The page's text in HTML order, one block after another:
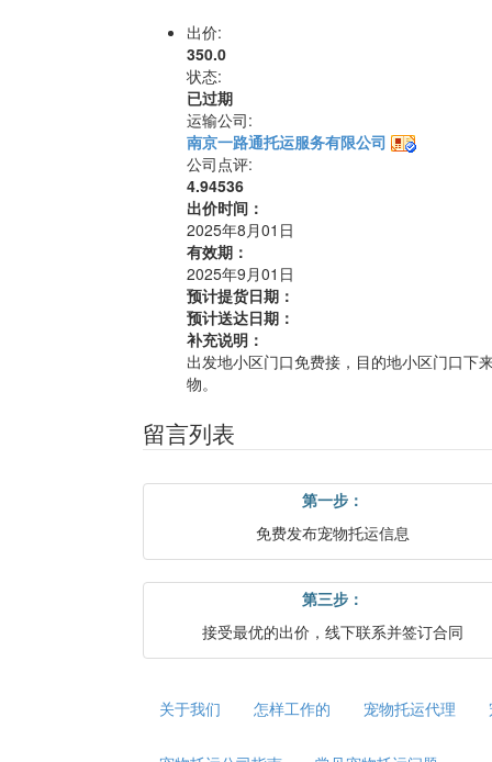
出价:
350.0
状态:
已过期
运输公司:
南京一路通托运服务有限公司
公司点评:
4.94536
出价时间：
2025年8月01日
有效期：
2025年9月01日
预计提货日期：
预计送达日期：
补充说明：
出发地小区门口免费接，目的地小区门口下
物。
留言列表
第一步：
免费发布宠物托运信息
第三步：
接受最优的出价，线下联系并签订合同
关于我们 怎样工作的 宠物托运代理